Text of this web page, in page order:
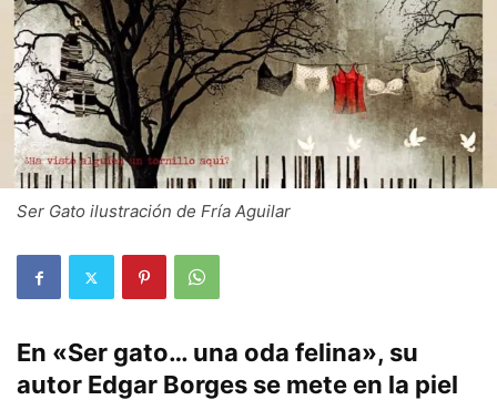
Ser Gato ilustración de Fría Aguilar
En «Ser gato… una oda felina», su
autor Edgar Borges se mete en la piel